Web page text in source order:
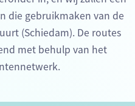
die gebruikmaken van de
(Schiedam). De routes
met behulp van het